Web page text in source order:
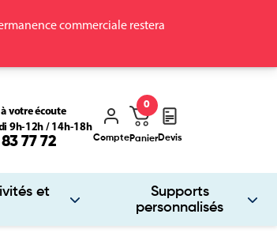
commerciale restera
et
Supports
personnalisés
votre écoute
9h-12h / 14h-18h
77 72 ComptePanier
0
Devis